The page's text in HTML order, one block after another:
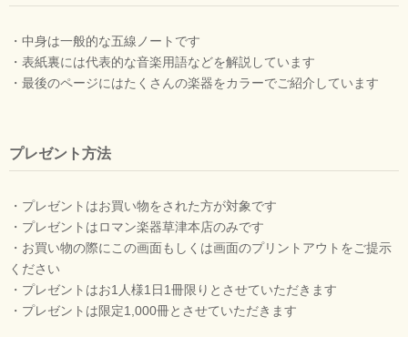
・中身は一般的な五線ノートです
・表紙裏には代表的な音楽用語などを解説しています
・最後のページにはたくさんの楽器をカラーでご紹介しています
プレゼント方法
・プレゼントはお買い物をされた方が対象です
・プレゼントはロマン楽器草津本店のみです
・お買い物の際にこの画面もしくは画面のプリントアウトをご提示
ください
・プレゼントはお1人様1日1冊限りとさせていただきます
・プレゼントは限定1,000冊とさせていただきます